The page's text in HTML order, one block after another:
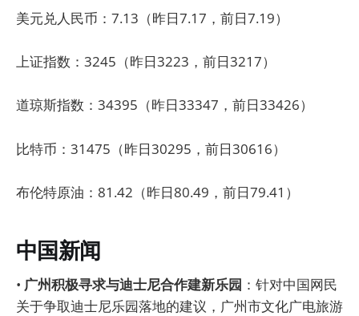
美元兑人民币：7.13（昨日7.17，前日7.19）
上证指数：3245（昨日3223，前日3217）
道琼斯指数：34395（昨日33347，前日33426）
比特币：31475（昨日30295，前日30616）
布伦特原油：81.42（昨日80.49，前日79.41）
中国新闻
• 广州积极寻求与迪士尼合作建新乐园 ：针对中国网民
关于争取迪士尼乐园落地的建议，广州市文化广电旅游